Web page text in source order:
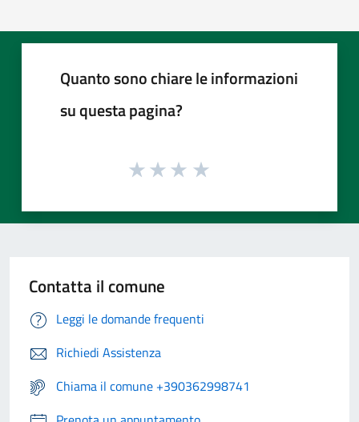
Quanto sono chiare le informazioni
su questa pagina?
Contatta il comune
Leggi le domande frequenti
Richiedi Assistenza
Chiama il comune +390362998741